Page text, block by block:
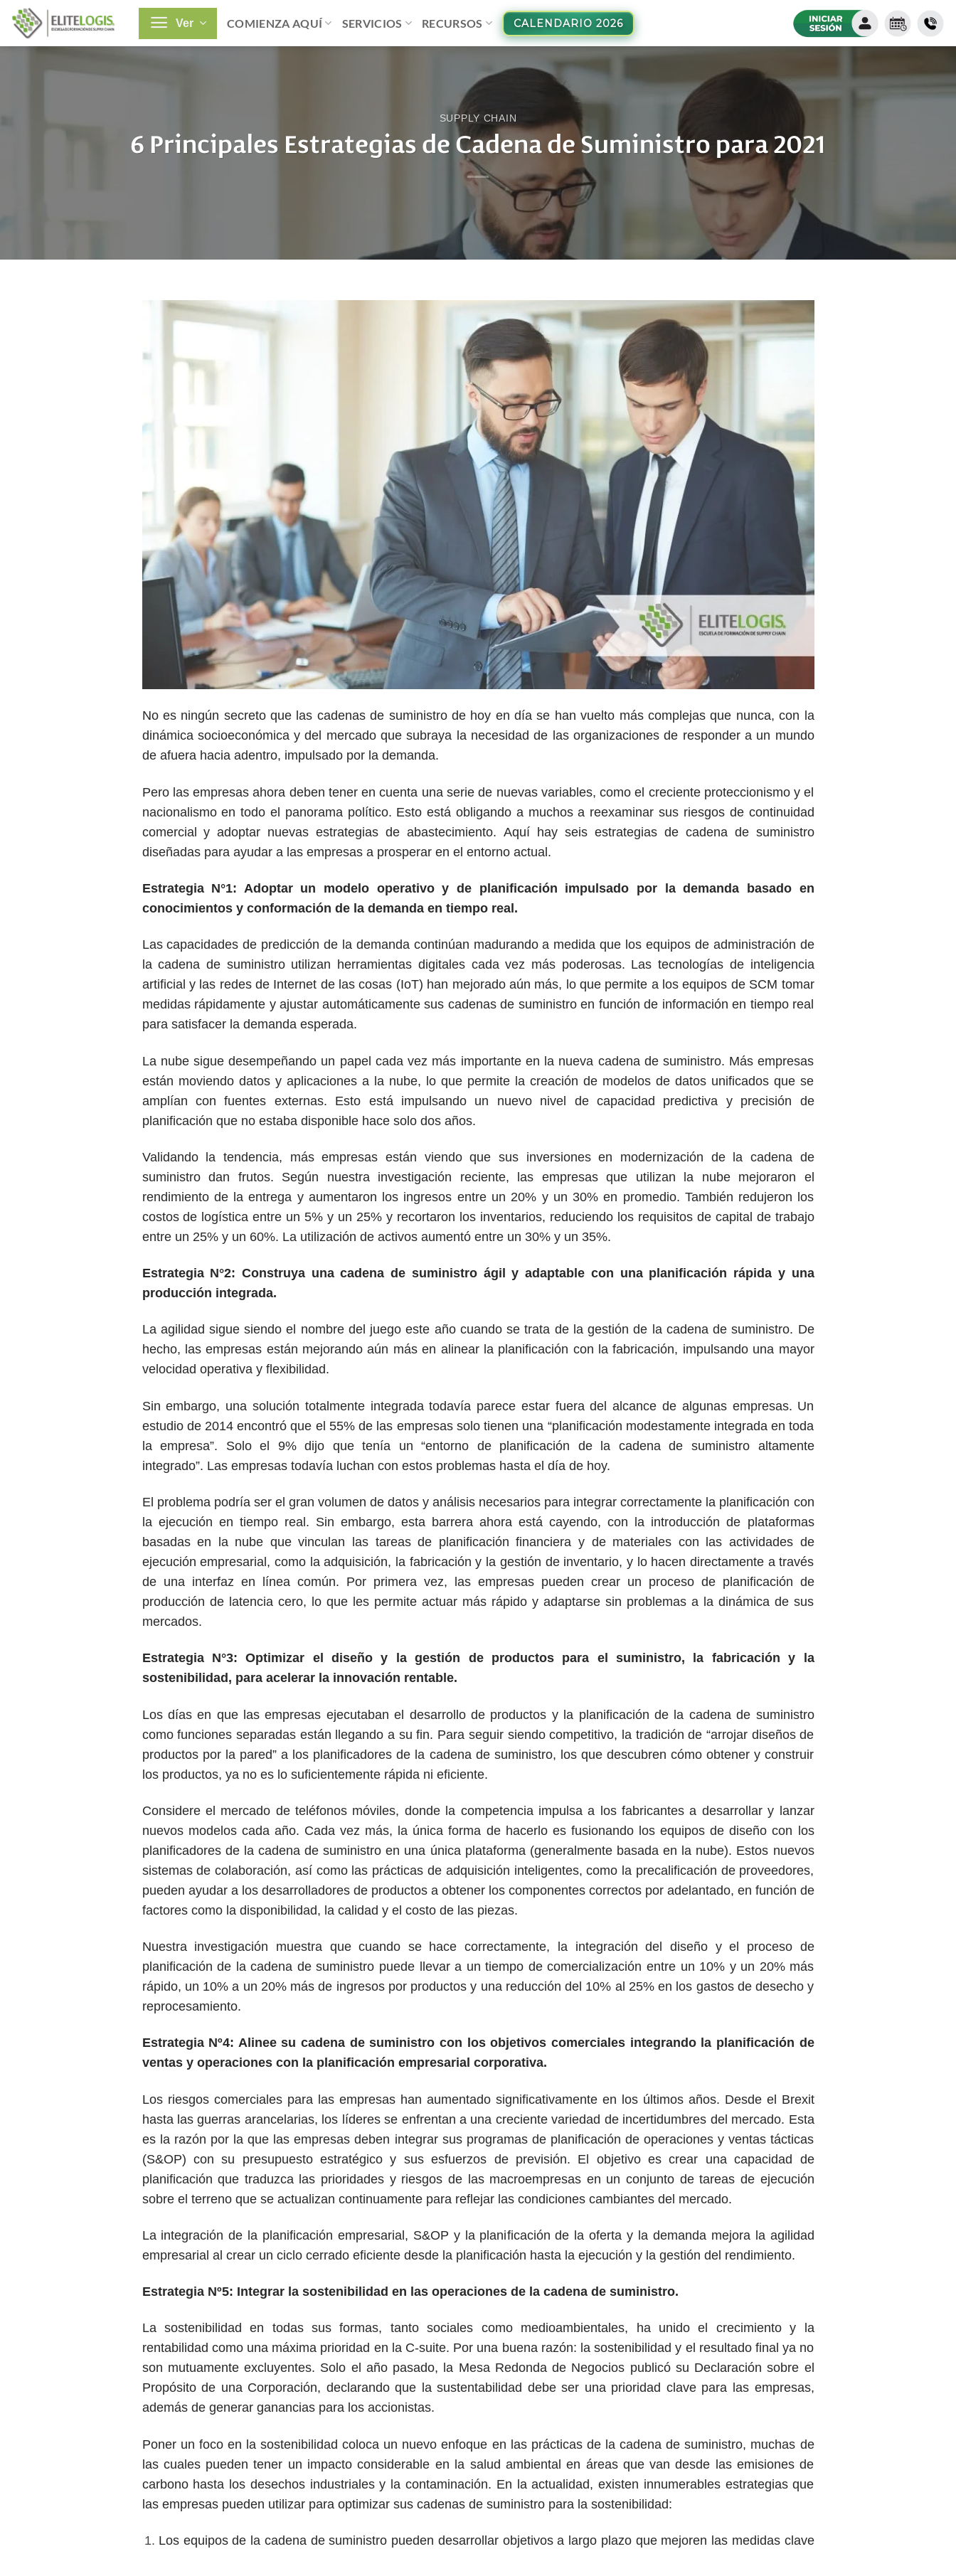
Saltar
contenido
Ver COMIENZA AQUÍ SERVICIOS RECURSOS CALENDARIO 2026
SUPPLY CHAIN
6 Principales Estrategias de Cadena de Suministro para 2021
No es ningún secreto que las cadenas de suministro de hoy en día se han vuelto más complejas que nunca, con la
dinámica socioeconómica y del mercado que subraya la necesidad de las organizaciones de responder a un mundo
de afuera hacia adentro, impulsado por la demanda.
Pero las empresas ahora deben tener en cuenta una serie de nuevas variables, como el creciente proteccionismo y el
nacionalismo en todo el panorama político. Esto está obligando a muchos a reexaminar sus riesgos de continuidad
comercial y adoptar nuevas estrategias de abastecimiento. Aquí hay seis estrategias de cadena de suministro
diseñadas para ayudar a las empresas a prosperar en el entorno actual.
Estrategia N°1: Adoptar un modelo operativo y de planificación impulsado por la demanda basado en
conocimientos y conformación de la demanda en tiempo real.
Las capacidades de predicción de la demanda continúan madurando a medida que los equipos de administración de
la cadena de suministro utilizan herramientas digitales cada vez más poderosas. Las tecnologías de inteligencia
artificial y las redes de Internet de las cosas (IoT) han mejorado aún más, lo que permite a los equipos de SCM tomar
medidas rápidamente y ajustar automáticamente sus cadenas de suministro en función de información en tiempo real
para satisfacer la demanda esperada.
La nube sigue desempeñando un papel cada vez más importante en la nueva cadena de suministro. Más empresas
están moviendo datos y aplicaciones a la nube, lo que permite la creación de modelos de datos unificados que se
amplían con fuentes externas. Esto está impulsando un nuevo nivel de capacidad predictiva y precisión de
planificación que no estaba disponible hace solo dos años.
Validando la tendencia, más empresas están viendo que sus inversiones en modernización de la cadena de
suministro dan frutos. Según nuestra investigación reciente, las empresas que utilizan la nube mejoraron el
rendimiento de la entrega y aumentaron los ingresos entre un 20% y un 30% en promedio. También redujeron los
costos de logística entre un 5% y un 25% y recortaron los inventarios, reduciendo los requisitos de capital de trabajo
entre un 25% y un 60%. La utilización de activos aumentó entre un 30% y un 35%.
Estrategia N°2: Construya una cadena de suministro ágil y adaptable con una planificación rápida y una
producción integrada.
La agilidad sigue siendo el nombre del juego este año cuando se trata de la gestión de la cadena de suministro. De
hecho, las empresas están mejorando aún más en alinear la planificación con la fabricación, impulsando una mayor
velocidad operativa y flexibilidad.
Sin embargo, una solución totalmente integrada todavía parece estar fuera del alcance de algunas empresas. Un
estudio de 2014 encontró que el 55% de las empresas solo tienen una “planificación modestamente integrada en toda
la empresa”. Solo el 9% dijo que tenía un “entorno de planificación de la cadena de suministro altamente
integrado”. Las empresas todavía luchan con estos problemas hasta el día de hoy.
El problema podría ser el gran volumen de datos y análisis necesarios para integrar correctamente la planificación con
la ejecución en tiempo real. Sin embargo, esta barrera ahora está cayendo, con la introducción de plataformas
basadas en la nube que vinculan las tareas de planificación financiera y de materiales con las actividades de
ejecución empresarial, como la adquisición, la fabricación y la gestión de inventario, y lo hacen directamente a través
de una interfaz en línea común. Por primera vez, las empresas pueden crear un proceso de planificación de
producción de latencia cero, lo que les permite actuar más rápido y adaptarse sin problemas a la dinámica de sus
mercados.
Estrategia N°3: Optimizar el diseño y la gestión de productos para el suministro, la fabricación y la
sostenibilidad, para acelerar la innovación rentable.
Los días en que las empresas ejecutaban el desarrollo de productos y la planificación de la cadena de suministro
como funciones separadas están llegando a su fin. Para seguir siendo competitivo, la tradición de “arrojar diseños de
productos por la pared” a los planificadores de la cadena de suministro, los que descubren cómo obtener y construir
los productos, ya no es lo suficientemente rápida ni eficiente.
Considere el mercado de teléfonos móviles, donde la competencia impulsa a los fabricantes a desarrollar y lanzar
nuevos modelos cada año. Cada vez más, la única forma de hacerlo es fusionando los equipos de diseño con los
planificadores de la cadena de suministro en una única plataforma (generalmente basada en la nube). Estos nuevos
sistemas de colaboración, así como las prácticas de adquisición inteligentes, como la precalificación de proveedores,
pueden ayudar a los desarrolladores de productos a obtener los componentes correctos por adelantado, en función de
factores como la disponibilidad, la calidad y el costo de las piezas.
Nuestra investigación muestra que cuando se hace correctamente, la integración del diseño y el proceso de
planificación de la cadena de suministro puede llevar a un tiempo de comercialización entre un 10% y un 20% más
rápido, un 10% a un 20% más de ingresos por productos y una reducción del 10% al 25% en los gastos de desecho y
reprocesamiento.
Estrategia Nº4: Alinee su cadena de suministro con los objetivos comerciales integrando la planificación de
ventas y operaciones con la planificación empresarial corporativa.
Los riesgos comerciales para las empresas han aumentado significativamente en los últimos años. Desde el Brexit
hasta las guerras arancelarias, los líderes se enfrentan a una creciente variedad de incertidumbres del mercado. Esta
es la razón por la que las empresas deben integrar sus programas de planificación de operaciones y ventas tácticas
(S&OP) con su presupuesto estratégico y sus esfuerzos de previsión. El objetivo es crear una capacidad de
planificación que traduzca las prioridades y riesgos de las macroempresas en un conjunto de tareas de ejecución
sobre el terreno que se actualizan continuamente para reflejar las condiciones cambiantes del mercado.
La integración de la planificación empresarial, S&OP y la planificación de la oferta y la demanda mejora la agilidad
empresarial al crear un ciclo cerrado eficiente desde la planificación hasta la ejecución y la gestión del rendimiento.
Estrategia Nº5: Integrar la sostenibilidad en las operaciones de la cadena de suministro.
La sostenibilidad en todas sus formas, tanto sociales como medioambientales, ha unido el crecimiento y la
rentabilidad como una máxima prioridad en la C-suite. Por una buena razón: la sostenibilidad y el resultado final ya no
son mutuamente excluyentes. Solo el año pasado, la Mesa Redonda de Negocios publicó su Declaración sobre el
Propósito de una Corporación, declarando que la sustentabilidad debe ser una prioridad clave para las empresas,
además de generar ganancias para los accionistas.
Poner un foco en la sostenibilidad coloca un nuevo enfoque en las prácticas de la cadena de suministro, muchas de
las cuales pueden tener un impacto considerable en la salud ambiental en áreas que van desde las emisiones de
carbono hasta los desechos industriales y la contaminación. En la actualidad, existen innumerables estrategias que
las empresas pueden utilizar para optimizar sus cadenas de suministro para la sostenibilidad:
Los equipos de la cadena de suministro pueden desarrollar objetivos a largo plazo que mejoren las medidas clave